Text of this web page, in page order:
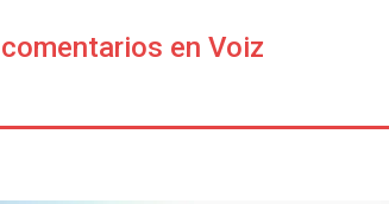
en Voiz